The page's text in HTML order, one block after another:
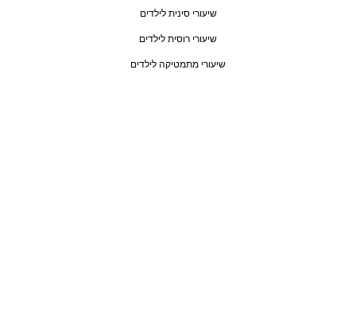
שיעורי סינית לילדים
שיעורי רוסית לילדים
שיעורי מתמטיקה לילדים